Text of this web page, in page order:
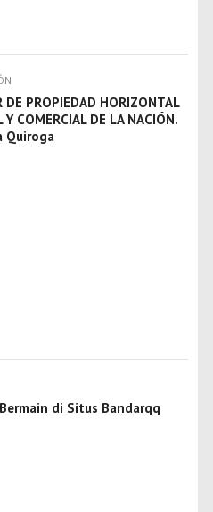
DE PROPIEDAD HORIZONTAL
Y COMERCIAL DE LA NACIÓN.
Quiroga
di Situs Bandarqq